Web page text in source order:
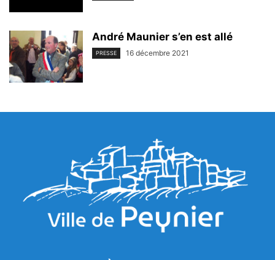
André Maunier s’en est allé
PRESSE 16 décembre 2021